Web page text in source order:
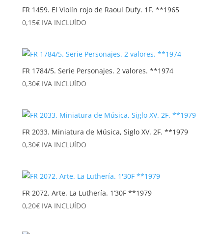
FR 1459. El Violín rojo de Raoul Dufy. 1F. **1965
0,15€ IVA INCLUÍDO
FR 1784/5. Serie Personajes. 2 valores. **1974
0,30€ IVA INCLUÍDO
FR 2033. Miniatura de Música, Siglo XV. 2F. **1979
0,30€ IVA INCLUÍDO
FR 2072. Arte. La Luthería. 1’30F **1979
0,20€ IVA INCLUÍDO